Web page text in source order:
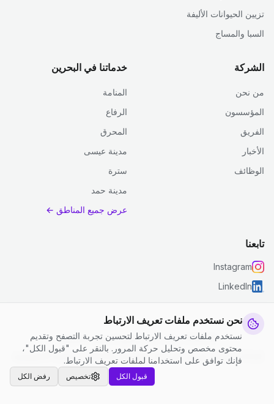
نحن نستخدم ملفات تعريف الارتباط
نستخدم ملفات تعريف الارتباط لتحسين تجربة التصفح وتقديم
محتوى مخصص وتحليل حركة المرور. بالنقر على "قبول الكل"،
فإنك توافق على استخدامنا لملفات تعريف الارتباط.
رفض الكل تخصيص قبول الكل
تزيين الحيوانات الأليفة
السبا والمساج
الشركة
من نحن
المؤسسون
الفريق
الأخبار
الوظائف
خدماتنا في البحرين
المنامة
الرفاع
المحرق
مدينة عيسى
سترة
مدينة حمد
عرض جميع المناطق ←
تابعنا
Instagram
LinkedIn
© 2026 جست كلين. جميع الحقوق محفوظة.
سياسة الخصوصية
الشروط والأحكام | إعدادات ملفات تعريف الارتباط